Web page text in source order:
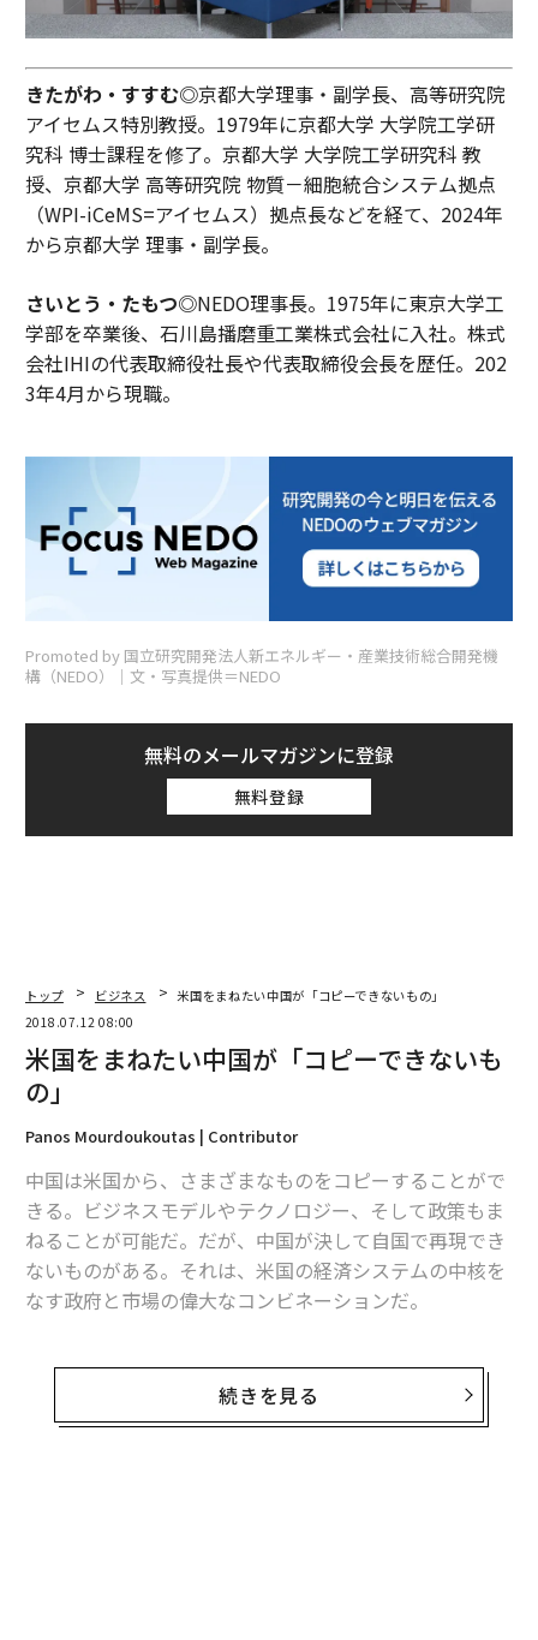
きたがわ・すすむ◎京都大学理事・副学長、高等研究院
アイセムス特別教授。1979年に京都大学 大学院工学研
究科 博士課程を修了。京都大学 大学院工学研究科 教
授、京都大学 高等研究院 物質－細胞統合システム拠点
（WPI-iCeMS=アイセムス）拠点長などを経て、2024年
から京都大学 理事・副学長。
さいとう・たもつ◎NEDO理事長。1975年に東京大学工
学部を卒業後、石川島播磨重工業株式会社に入社。株式
会社IHIの代表取締役社長や代表取締役会長を歴任。202
3年4月から現職。
Promoted by 国立研究開発法人新エネルギー・産業技術総合開発機
構（NEDO）│文・写真提供＝NEDO
無料のメールマガジンに登録
無料登録
トップ ビジネス
米国をまねたい中国が「コピーできないもの」
2018.07.12 08:00
米国をまねたい中国が「コピーできないも
の」
Panos Mourdoukoutas | Contributor
中国は米国から、さまざまなものをコピーすることがで
きる。ビジネスモデルやテクノロジー、そして政策もま
ねることが可能だ。だが、中国が決して自国で再現でき
ないものがある。それは、米国の経済システムの中核を
なす政府と市場の偉大なコンビネーションだ。
米国は“理想的”ではないとしても、政府と自由市場の素
晴らしい組み合わせを生み出し、維持してきた。フラン
スの政治思想家アレクシ・ド・トクヴィルが記したよう
続きを見る